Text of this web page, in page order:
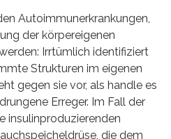
Autoimmunerkrankungen,
der körpereigenen
Irrtümlich identifiziert
Strukturen im eigenen
gegen sie vor, als handle es
Erreger. Im Fall der
insulinproduzierenden
die dem